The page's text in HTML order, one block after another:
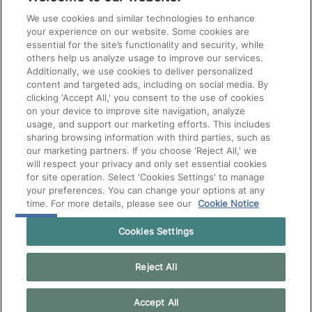
PUT
ANYTHING
HERE.
We use cookies and similar technologies to enhance
your experience on our website. Some cookies are
essential for the site’s functionality and security, while
others help us analyze usage to improve our services.
Additionally, we use cookies to deliver personalized
content and targeted ads, including on social media. By
clicking 'Accept All,' you consent to the use of cookies
on your device to improve site navigation, analyze
usage, and support our marketing efforts. This includes
sharing browsing information with third parties, such as
our marketing partners. If you choose 'Reject All,' we
will respect your privacy and only set essential cookies
for site operation. Select 'Cookies Settings' to manage
your preferences. You can change your options at any
time. For more details, please see our Cookie Notice
Cookies Settings
Reject All
Accept All